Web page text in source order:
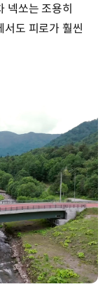
넥쏘는 조용히
도 피로가 훨씬